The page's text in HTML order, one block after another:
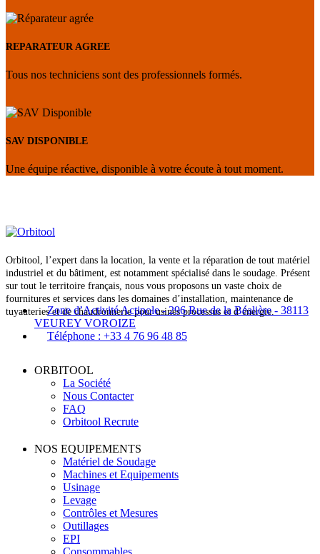
SAV DISPONIBLE
Une équipe réactive, disponible à votre écoute à tout moment.
Orbitool, l’expert dans la location, la vente et la réparation de tout matériel
industriel et du bâtiment, est notamment spécialisé dans le soudage. Présent
VEUREY VOROIZE
Téléphone : +33 4 76 96 48 85
ORBITOOL
La Société
Nous Contacter
FAQ
Orbitool Recrute
Matériel de Soudage
Machines et Equipements
Usinage
Levage
Contrôles et Mesures
Outillages
Consommables
LA LOCATION
Matériel de Soudage
Machines et équipements
Usinage
Levage
Contrôles et Mesures